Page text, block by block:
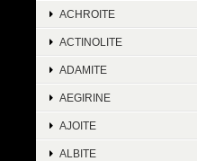
ACHROITE
ACTINOLITE
ADAMITE
AEGIRINE
AJOITE
ALBITE